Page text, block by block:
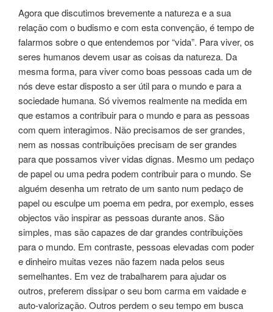
Agora que discutimos brevemente a natureza e a sua
relação com o budismo e com esta convenção, é tempo de
falarmos sobre o que entendemos por “vida”. Para viver, os
seres humanos devem usar as coisas da natureza. Da
mesma forma, para viver como boas pessoas cada um de
nós deve estar disposto a ser útil para o mundo e para a
sociedade humana. Só vivemos realmente na medida em
que estamos a contribuir para o mundo e para as pessoas
com quem interagimos. Não precisamos de ser grandes,
nem as nossas contribuições precisam de ser grandes
para que possamos viver vidas dignas. Mesmo um pedaço
de papel ou uma pedra podem contribuir para o mundo. Se
alguém desenha um retrato de um santo num pedaço de
papel ou esculpe um poema em pedra, por exemplo, esses
objectos vão inspirar as pessoas durante anos. São
simples, mas são capazes de dar grandes contribuições
para o mundo. Em contraste, pessoas elevadas com poder
e dinheiro muitas vezes não fazem nada pelos seus
semelhantes. Em vez de trabalharem para ajudar os
outros, preferem dissipar o seu bom carma em vaidade e
auto-valorização. Outros perdem o seu tempo em busca